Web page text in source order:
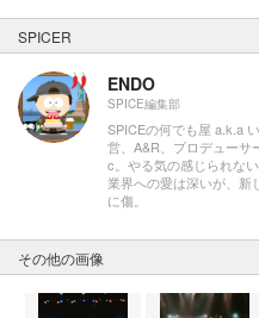
SPICER
ENDO
SPICE編集部
SPICEの何でも屋 a.k.a
営、A&R、プロデューサ
c。やる気の感じられな
業界への愛は深いが、新
に傷。
その他の画像